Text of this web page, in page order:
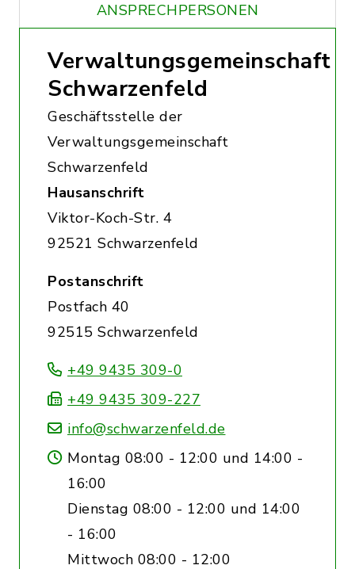
ANSPRECHPERSONEN
Verwaltungsgemeinschaft
Schwarzenfeld
Geschäftsstelle der
Verwaltungsgemeinschaft
Schwarzenfeld
Hausanschrift
Viktor-Koch-Str. 4
92521 Schwarzenfeld
Postanschrift
Postfach 40
92515 Schwarzenfeld
+49 9435 309-0
+49 9435 309-227
info@schwarzenfeld.de
Montag 08:00 - 12:00 und 14:00 -
16:00
Dienstag 08:00 - 12:00 und 14:00
- 16:00
Mittwoch 08:00 - 12:00